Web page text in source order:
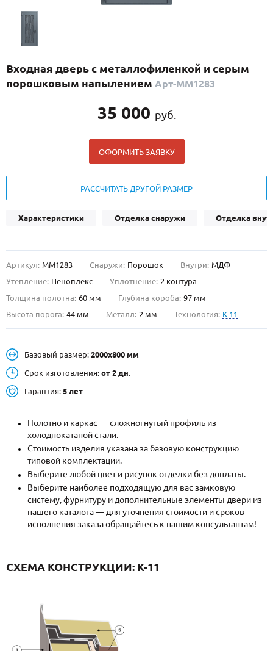
(29)
ПО НАЗНАЧЕНИЮ
ПО КОНСТРУКЦИИ
ДВЕРИ С ТЕРМОРАЗРЫВОМ
ГАЛЕРЕЯ
ОПЛАТА
УСТАНОВКА
О НАС
КОНТАКТЫ
Металлические двери от производителя с доставкой и установкой в
Москве и МО
НАЙТИ:
+7 (495) 411-44-41
INFO@META-M.RU
Каталог Распродажа Как купить
Входная дверь с металлофиленкой и серым
порошковым напылением Арт-ММ1283
35 000 руб.
ОФОРМИТЬ ЗАЯВКУ
РАССЧИТАТЬ ДРУГОЙ РАЗМЕР
Характеристики Отделка снаружи Отделка
Артикул: ММ1283 Снаружи: Порошок Внутри: МДФ
Утепление: Пеноплекс Уплотнение: 2 контура
Толщина полотна: 60 мм Глубина короба: 97 мм
Высота порога: 44 мм Металл: 2 мм Технология: K-11
Базовый размер: 2000х800 мм
Срок изготовления: от 2 дн.
Гарантия: 5 лет
Полотно и каркас — сложногнутый профиль из
холоднокатаной стали.
Стоимость изделия указана за базовую конструкцию
типовой комплектации.
Выберите любой цвет и рисунок отделки без доплаты.
Выберите наиболее подходящую для вас замковую
систему, фурнитуру и дополнительные элементы двери из
нашего каталога — для уточнения стоимости и сроков
исполнения заказа обращайтесь к нашим консультантам!
СХЕМА КОНСТРУКЦИИ: K-11